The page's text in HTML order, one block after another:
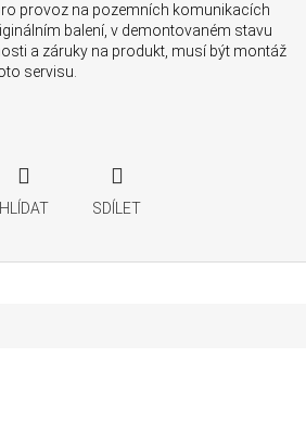
provoz na pozemních komunikacích
balení, v demontovaném stavu
a záruky na produkt, musí být montáž
servisu.
HLÍDAT SDÍLET